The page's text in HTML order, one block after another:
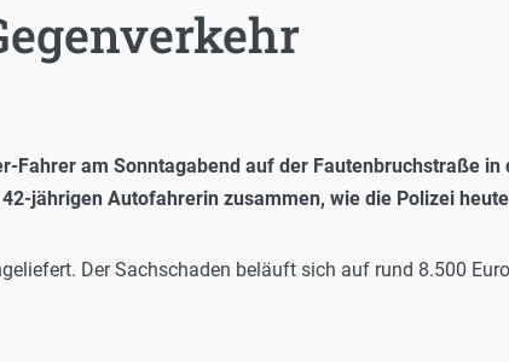
am Sonntagabend auf der Fautenbruchstraße in
jährigen Autofahrerin zusammen, wie die Polizei
Der Sachschaden beläuft sich auf rund 8.500